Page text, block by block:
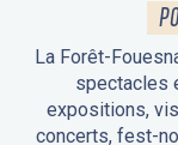
La Forêt-
spectacles
expositions,
concerts, fest-